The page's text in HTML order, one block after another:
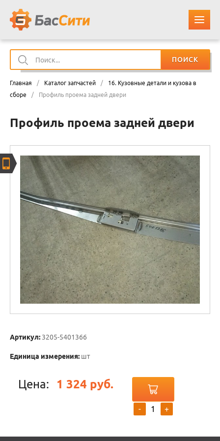
ПОИСК
Главная / Каталог запчастей /
16. Кузовные детали и кузова в
сборе
/ Профиль проема задней двери
Профиль проема задней двери
Артикул: 3205-5401366
Единица измерения: шт
Цена: 1 324 руб.
- +
КАТАЛОГ ЗАПЧАСТЕЙ
ОПЛАТА И ДОСТАВКА
КОРЗИНА